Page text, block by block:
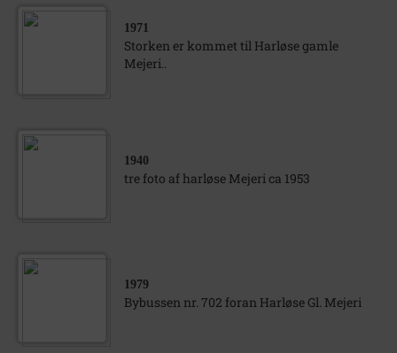
1971
Storken er kommet til Harløse gamle
Mejeri..
1940
tre foto af harløse Mejeri ca 1953
1979
Bybussen nr. 702 foran Harløse Gl. Mejeri